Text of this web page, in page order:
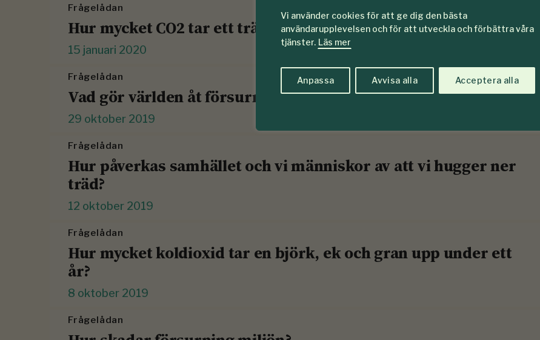
Vi använder cookies för att ge dig den bästa
användarupplevelsen och för att utveckla och förbättra våra
tjänster. Läs mer
Anpassa Avvisa alla Acceptera alla
Frågelådan
Hur mycket CO2 tar ett träd/m3sk upp under 15 år?
15 januari 2020
Frågelådan
Vad gör världen åt försurningen?
29 oktober 2019
Frågelådan
Hur påverkas samhället och vi människor av att vi hugger ner
träd?
12 oktober 2019
Frågelådan
Hur mycket koldioxid tar en björk, ek och gran upp under ett
år?
8 oktober 2019
Frågelådan